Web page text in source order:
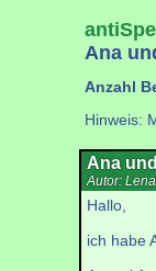
Ana
Anzahl
Hinweis:
Ana
Autor:
Hallo,
ich habe